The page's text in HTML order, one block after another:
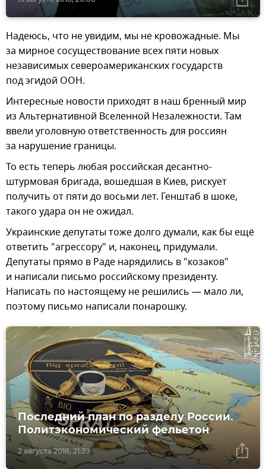
Надеюсь, что не увидим, мы не кровожадные. Мы
за мирное сосуществование всех пяти новых
независимых североамериканских государств
под эгидой ООН.
Интересные новости приходят в наш бренный мир
из Альтернативной Вселенной Незалежности. Там
ввели уголовную ответственность для россиян
за нарушение границы.
То есть теперь любая российская десантно-
штурмовая бригада, вошедшая в Киев, рискует
получить от пяти до восьми лет. Генштаб в шоке,
такого удара он не ожидал.
Украинские депутаты тоже долго думали, как бы ещё
ответить "агрессору" и, наконец, придумали.
Депутаты прямо в Раде нарядились в "козаков"
и написали письмо российскому президенту.
Написать по настоящему не решились — мало ли,
поэтому письмо написали понарошку.
2 августа 2018, 21:39
Последний план по разделу России.
Политэкономический фельетон